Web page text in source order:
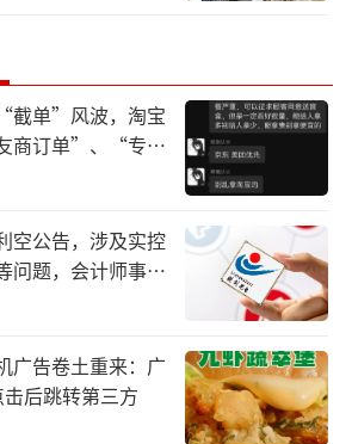
做确定的事”：大咖齐聚论
定力答卷
形势风起云涌、变换莫测，
，同样存在诸多不确定性，正
截单”风波，淘宝
商订单”、“专挑
空公告，涉及实控
问题，会计师事务
”
广告卷土重来：广
后跳转第三方